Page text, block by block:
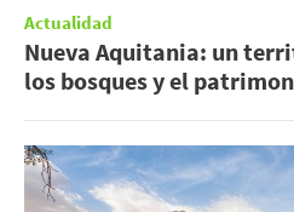
Actualidad
Nueva Aquitania: un
los bosques y el